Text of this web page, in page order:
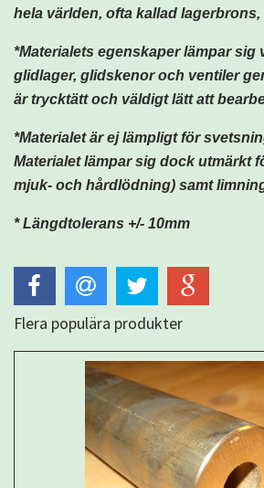
hela världen, ofta kallad lagerbrons,
*Materialets egenskaper lämpar sig
glidlager, glidskenor och ventiler
är trycktätt och väldigt lätt att
*Materialet är ej lämpligt för
Materialet lämpar sig dock utmärkt
mjuk- och hårdlödning) samt
* Längdtolerans +/- 10mm
Flera populära produkter